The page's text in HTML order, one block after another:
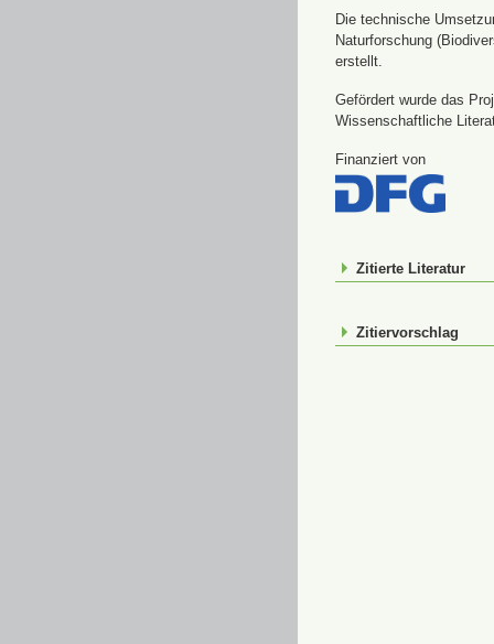
Die technische
Naturforschung
erstellt.
Gefördert wurde das
Wissenschaftliche
Finanziert von
Zitierte Literatur
Zitiervorschlag